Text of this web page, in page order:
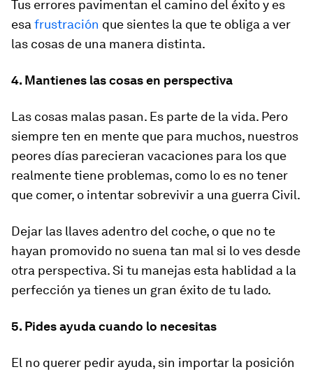
Tus errores pavimentan el camino del éxito y es
esa frustración que sientes la que te obliga a ver
las cosas de una manera distinta.
4. Mantienes las cosas en perspectiva
Las cosas malas pasan. Es parte de la vida. Pero
siempre ten en mente que para muchos, nuestros
peores días parecieran vacaciones para los que
realmente tiene problemas, como lo es no tener
que comer, o intentar sobrevivir a una guerra Civil.
Dejar las llaves adentro del coche, o que no te
hayan promovido no suena tan mal si lo ves desde
otra perspectiva. Si tu manejas esta hablidad a la
perfección ya tienes un gran éxito de tu lado.
5. Pides ayuda cuando lo necesitas
El no querer pedir ayuda, sin importar la posición